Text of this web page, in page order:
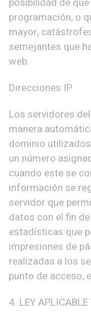
programación, o
mayor,
semejantes que
web.
Direcciones IP
Los servidores
manera
dominio
un número
cuando este se
información se
servidor que
datos con el fin
estadísticas que
impresiones de
realizadas a los
punto de acceso,
4. LEY